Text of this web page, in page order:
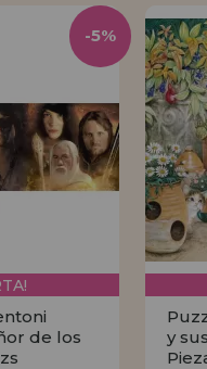
de los
-5%
y